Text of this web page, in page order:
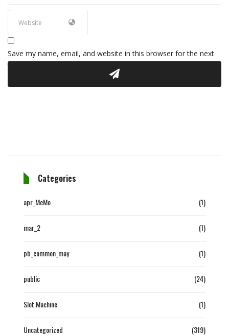
Save my name, email, and website in this browser for the next
Categories
apr_MeMo (1)
mar_2 (1)
pb_common_may (1)
public (24)
Slot Machine (1)
Uncategorized (319)